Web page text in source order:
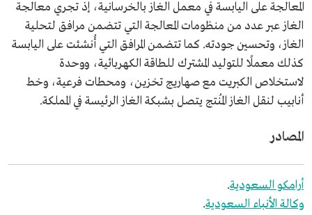
المعالجة على اليابسة في معمل الغاز بالخرسانية، إذ تجري معالجة
الغاز عبر عدد من منظومات المعالجة التي تتضمن مرافق لتحلية
الغاز، وتحسين جودته. كما تتضمن المرافق التي أُنشئت على اليابسة
كذلك معملًا للتوليد المشترك للطاقة الكهربائية، ووحدة
لاستخلاص الكبريت مع صهاريج تخزين، ومحطات فرعية، وخط
أنابيب لنقل الغاز المُنتج يتصل بشبكة الغاز الرئيسة في المملكة.
المصادر
أرامكو السعودية.
وكالة الأنباء السعودية.